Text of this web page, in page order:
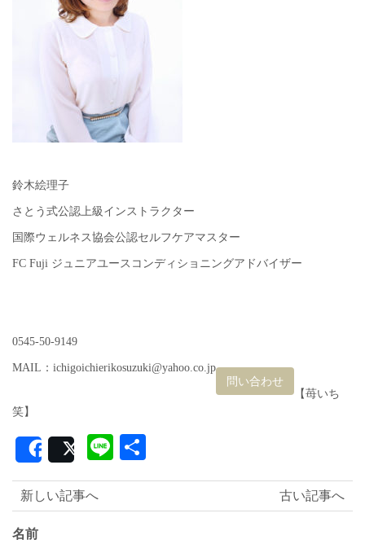
鈴木絵理子
さとう式公認上級インストラクター
国際ウェルネス協会公認セルフケアマスター
FC Fuji ジュニアユースコンディショニングアドバイザー
0545-50-9149
MAIL：ichigoichierikosuzuki@yahoo.co.jp
問い合わせ
【苺いち
笑】
SharePost Line
有
古い記事へ
新しい記事へ
名前